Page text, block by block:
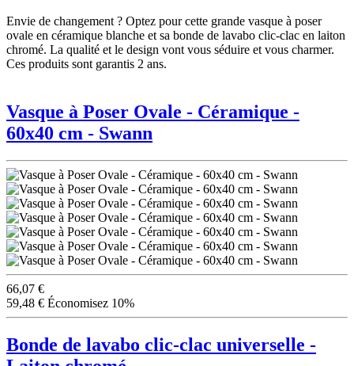
Envie de changement ? Optez pour cette grande vasque à poser
ovale en céramique blanche et sa bonde de lavabo clic-clac en laiton
chromé. La qualité et le design vont vous séduire et vous charmer.
Ces produits sont garantis 2 ans.
Vasque à Poser Ovale - Céramique -
60x40 cm - Swann
66,07 €
59,48 € Économisez 10%
Bonde de lavabo clic-clac universelle -